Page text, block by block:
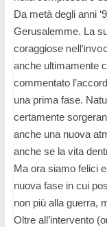
Da metà degli anni
Gerusalemme. La
coraggiosenell’in
anche ultimamente
commentato
una prima fase.
certamente
anche una nuova
anche se la vita
Ma ora siamo felici
nuova fase in cui
non più alla guerra,
Oltre all’intervento